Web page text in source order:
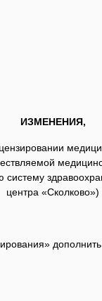
ИЗМЕНЕНИЯ,
центра «Сколково»)